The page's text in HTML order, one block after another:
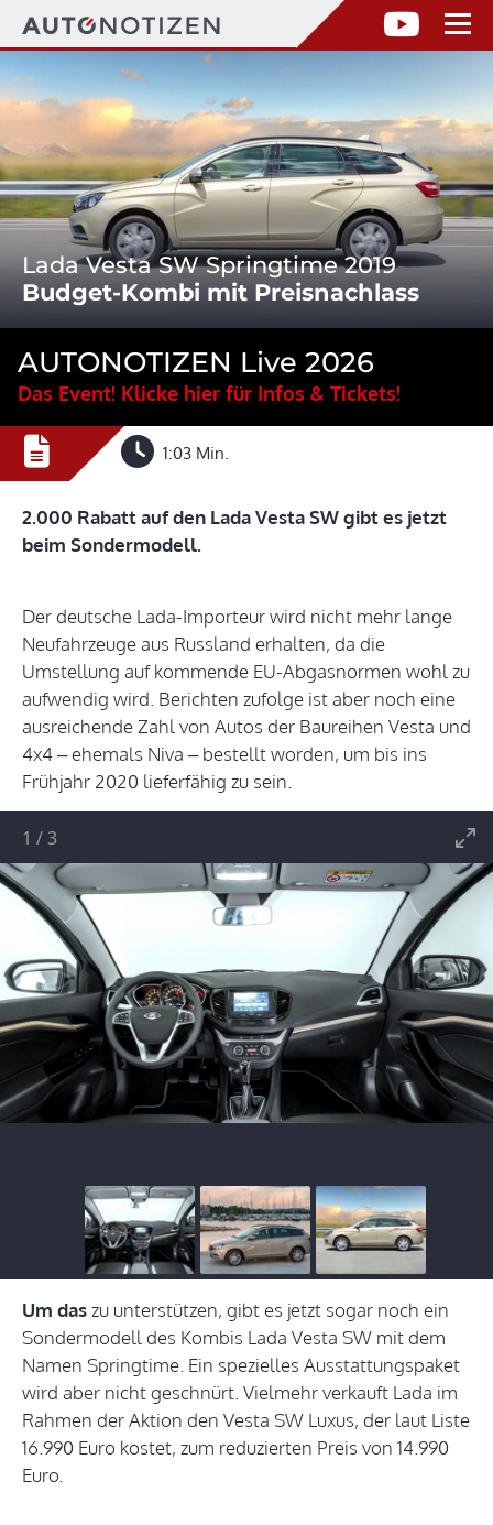
Lada Vesta SW Springtime 2019
Budget-Kombi mit Preisnachlass
AUTONOTIZEN Live 2026
Das Event! Klicke hier für Infos & Tickets!
1:03 Min.
2.000 Rabatt auf den Lada Vesta SW gibt es jetzt
beim Sondermodell.
Der deutsche Lada-Importeur wird nicht mehr lange
Neufahrzeuge aus Russland erhalten, da die
Umstellung auf kommende EU-Abgasnormen wohl zu
aufwendig wird. Berichten zufolge ist aber noch eine
ausreichende Zahl von Autos der Baureihen Vesta und
4x4 – ehemals Niva – bestellt worden, um bis ins
Frühjahr 2020 lieferfähig zu sein.
1 /3
Um daszu unterstützen, gibt es jetzt sogar noch ein
Sondermodell des Kombis Lada Vesta SW mit dem
Namen Springtime. Ein spezielles Ausstattungspaket
wird aber nicht geschnürt. Vielmehr verkauft Lada im
Rahmen der Aktion den Vesta SW Luxus, der laut Liste
16.990 Euro kostet, zum reduzierten Preis von 14.990
Euro.